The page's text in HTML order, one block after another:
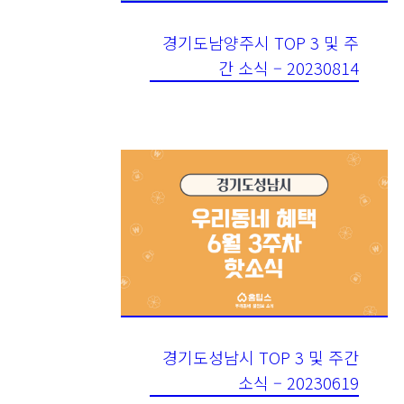
경기도남양주시 TOP 3 및 주
간 소식 – 20230814
경기도성남시 TOP 3 및 주간
소식 – 20230619